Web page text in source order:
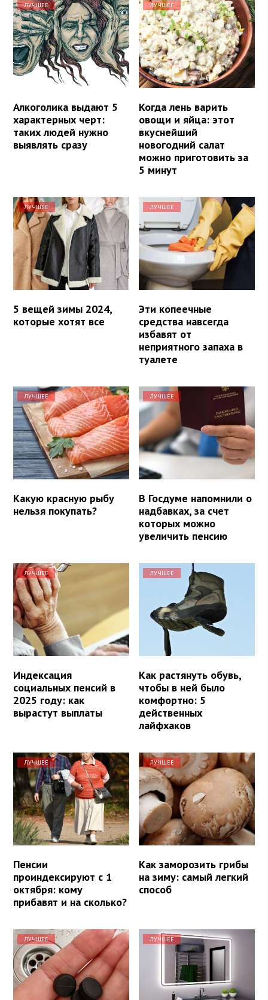
ЛУЧШЕЕ
Алкоголика выдают 5
характерных черт:
таких людей нужно
выявлять сразу
ЛУЧШЕЕ
Когда лень варить
овощи и яйца: этот
вкуснейший
новогодний салат
можно приготовить за
5 минут
ЛУЧШЕЕ
5 вещей зимы 2024,
которые хотят все
ЛУЧШЕЕ
Эти копеечные
средства навсегда
избавят от
неприятного запаха в
туалете
ЛУЧШЕЕ
Какую красную рыбу
нельзя покупать?
ЛУЧШЕЕ
В Госдуме напомнили о
надбавках, за счет
которых можно
увеличить пенсию
ЛУЧШЕЕ
Индексация
социальных пенсий в
2025 году: как
вырастут выплаты
ЛУЧШЕЕ
Как растянуть обувь,
чтобы в ней было
комфортно: 5
действенных
лайфхаков
ЛУЧШЕЕ
Пенсии
проиндексируют с 1
октября: кому
прибавят и на сколько?
ЛУЧШЕЕ
Как заморозить грибы
на зиму: самый легкий
способ
ЛУЧШЕЕ ЛУЧШЕЕ